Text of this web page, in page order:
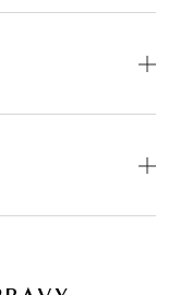
Kód: